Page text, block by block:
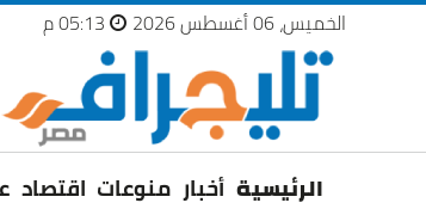
الخميس، 06 أغسطس 2026
الرئيسية أخبار منوعات اقتصاد